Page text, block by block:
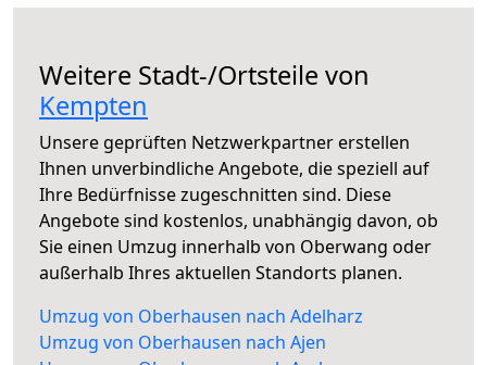
Weitere Stadt-/Ortsteile von
Kempten
Unsere geprüften Netzwerkpartner erstellen
Ihnen unverbindliche Angebote, die speziell auf
Ihre Bedürfnisse zugeschnitten sind. Diese
Angebote sind kostenlos, unabhängig davon, ob
Sie einen Umzug innerhalb von Oberwang oder
außerhalb Ihres aktuellen Standorts planen.
Umzug von Oberhausen nach Adelharz
Umzug von Oberhausen nach Ajen